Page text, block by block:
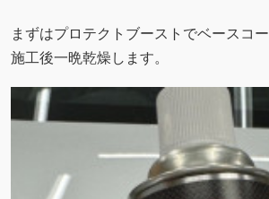
まずはプロテクトブーストでベースコー
施工後一晩乾燥します。